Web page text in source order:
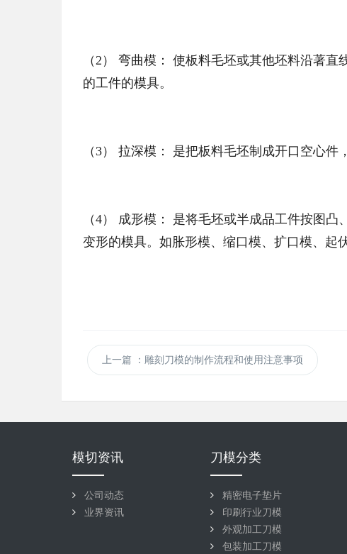
（2） 弯曲模： 使板料毛坯或其他坯料沿著
的工件的模具。
（3） 拉深模： 是把板料毛坯制成开口空心
（4） 成形模： 是将毛坯或半成品工件按图
变形的模具。如胀形模、缩口模、扩口模、起
上一篇 ：雕刻刀模的制作流程和使用注意事项
模切资讯
公司动态
业界资讯
刀模分类
精密电子垫片
印刷行业刀模
外观加工刀模
包装加工刀模